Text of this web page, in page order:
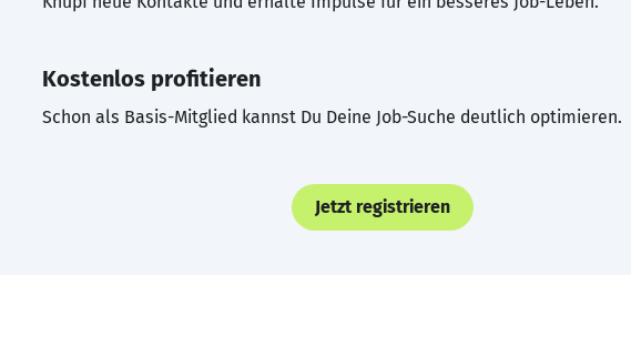
Kostenlos profitieren
Schon als Basis-Mitglied kannst Du Deine Job-Suche deutlich optimieren.
Jetzt registrieren